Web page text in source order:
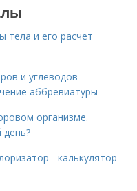
тела и его расчет
и углеводов
аббревиатуры
организме.
- калькулятор